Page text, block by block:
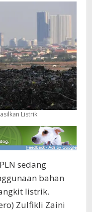
Listrik
sedang
bahan
listrik.
Zulfikli Zaini